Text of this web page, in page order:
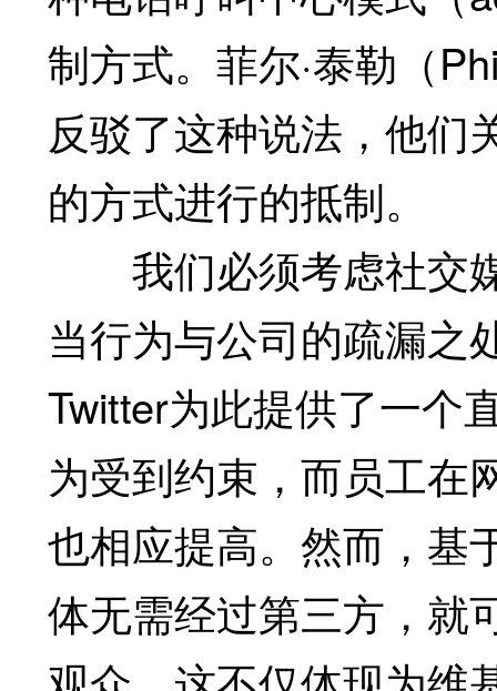
制方式。菲尔·泰勒（
反驳了这种说法，他们
的方式进行的抵制。
我们必须考虑社交
当行为与公司的疏漏之
Twitter为此提供了一个
为受到约束，而员工在
也相应提高。然而，基
体无需经过第三方，就